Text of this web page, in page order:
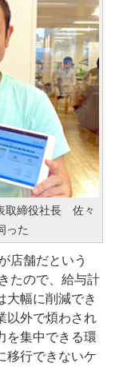
取締役社長 佐々
った
店舗だという
たので、給与計
大幅に削減でき
以外で煩わされ
を集中できる環
移行できないケ